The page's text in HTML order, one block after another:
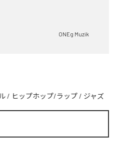
ONEg Muzik
/ ヒップホップ/ラップ / ジャズ